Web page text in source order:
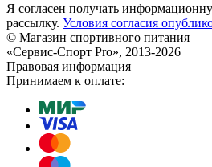
Я согласен получать
рассылку. Условия согласия
© Магазин спортивного питания
«Сервис-Спорт Pro», 2013-2026
Правовая информация
Принимаем к оплате: